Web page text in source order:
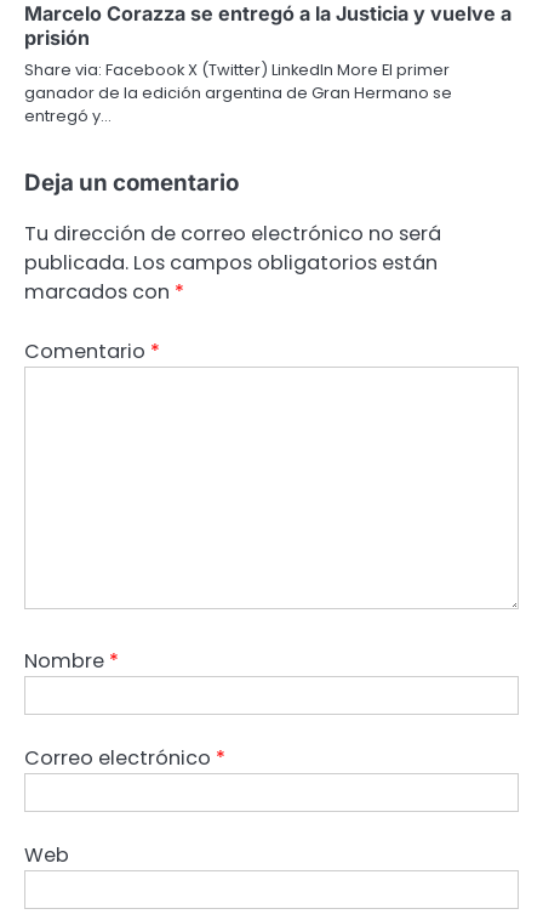
Marcelo Corazza se entregó a la Justicia y vuelve a
prisión
Share via: Facebook X (Twitter) LinkedIn More El primer
ganador de la edición argentina de Gran Hermano se
entregó y…
Deja un comentario
Tu dirección de correo electrónico no será
publicada. Los campos obligatorios están
marcados con *
Comentario *
Nombre *
Correo electrónico *
Web